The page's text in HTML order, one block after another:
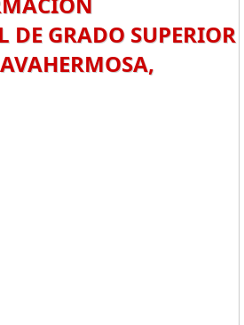
DE GRADO SUPERIOR